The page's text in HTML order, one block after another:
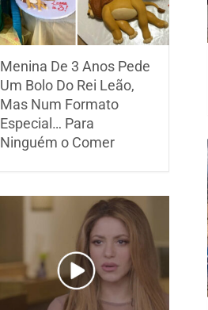
Menina De 3 Anos Pede
Um Bolo Do Rei Leão,
Mas Num Formato
Especial… Para
Ninguém o Comer